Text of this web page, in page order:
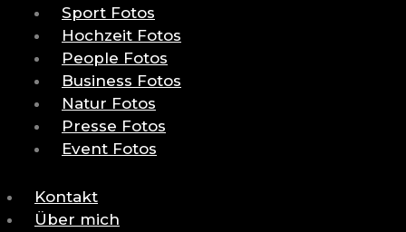
Sport Fotos
Hochzeit Fotos
People Fotos
Business Fotos
Natur Fotos
Presse Fotos
Event Fotos
Kontakt
Über mich